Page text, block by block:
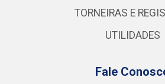
TORNEIRAS E
UTILIDADES
Fale